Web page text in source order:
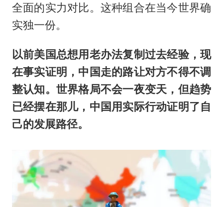
全面的实力对比。这种组合在当今世界确
实独一份。
以前美国总想用老办法复制过去经验，现
在事实证明，中国走的路让对方不得不调
整认知。世界格局不会一夜变天，但趋势
已经摆在那儿，中国用实际行动证明了自
己的发展路径。